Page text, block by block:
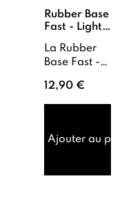
Rubber Base
Fast - Light
La Rubber
Base Fast -
est une base
de renfort
dont la
flexibilité
les
12,90 €
Ajouter au